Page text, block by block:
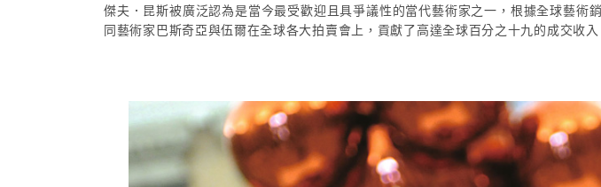
傑夫．昆斯被廣泛認為是當今最受歡迎且具爭議性的當代藝術家之一，根據全球藝
同藝術家巴斯奇亞與伍爾在全球各大拍賣會上，貢獻了高達全球百分之十九的成交收入